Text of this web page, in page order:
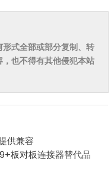
式全部或部分复制、转
也不得有其他侵犯本站
供兼容
板对板连接器替代品